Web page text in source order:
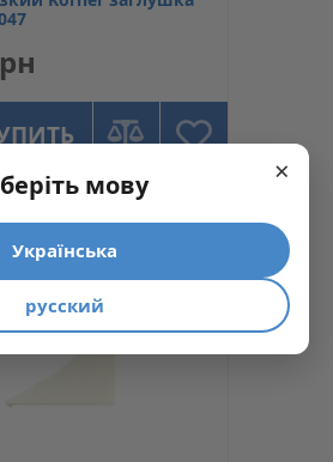
×
мову
Українська
русский